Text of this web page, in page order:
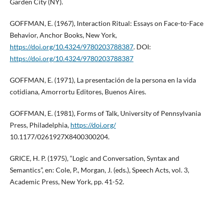
Garden City (NY).
GOFFMAN, E. (1967), Interaction Ritual: Essays on Face-to-Face
Behavior, Anchor Books, New York,
https://doi.org/10.4324/9780203788387. DOI:
https://doi.org/10.4324/9780203788387
GOFFMAN, E. (1971), La presentación de la persona en la vida
cotidiana, Amorrortu Editores, Buenos Aires.
GOFFMAN, E. (1981), Forms of Talk, University of Pennsylvania
Press, Philadelphia, https://doi.org/
10.1177/0261927X8400300204.
GRICE, H. P. (1975), “Logic and Conversation, Syntax and
Semantics”, en: Cole, P., Morgan, J. (eds.), Speech Acts, vol. 3,
Academic Press, New York, pp. 41-52.